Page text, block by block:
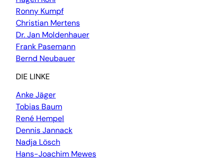
Ronny Kumpf
Christian Mertens
Dr. Jan Moldenhauer
Frank Pasemann
Bernd Neubauer
DIE LINKE
Anke Jäger
Tobias Baum
René Hempel
Dennis Jannack
Nadja Lösch
Hans-Joachim Mewes